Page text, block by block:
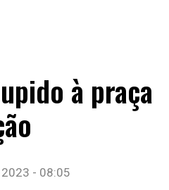
à praça
08:05